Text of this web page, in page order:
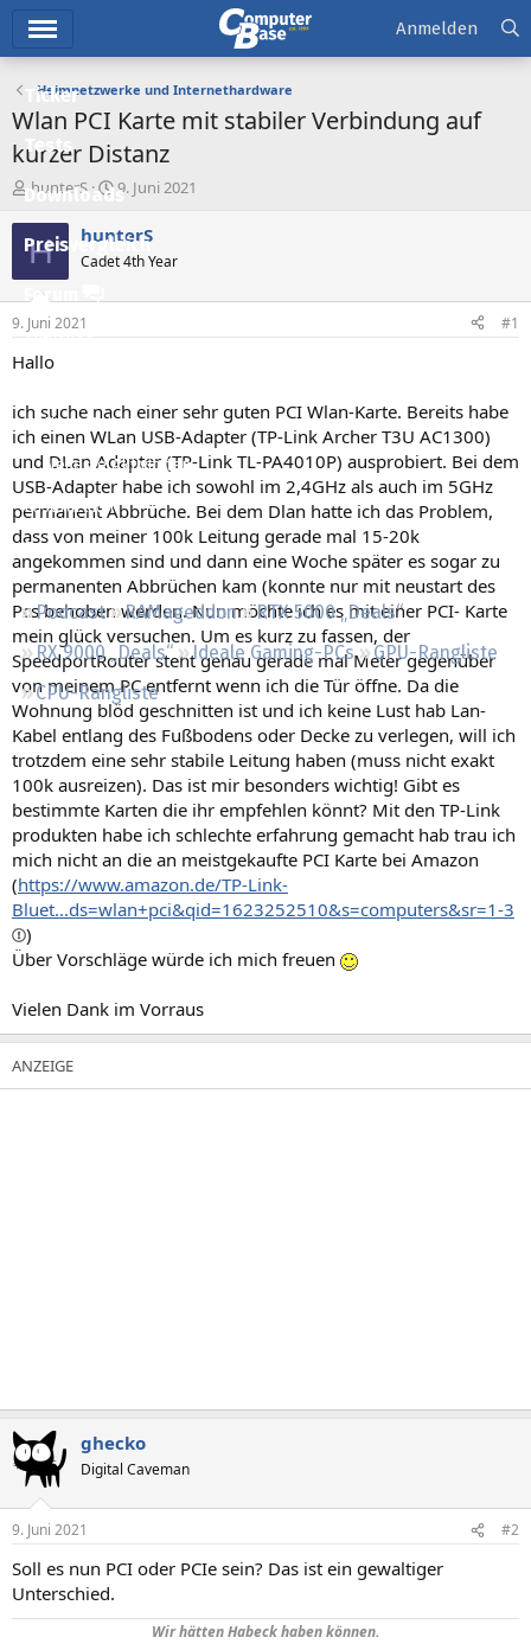
Ticker
Tests
Downloads
Preisvergleich
Forum
Aktuelles
Neue Beiträge
Neueste Aktivitäten
Leserartikel
Regeln
Podcast RAMageddon
RTX 5000 „Deals“
RX 9000 „Deals“
Ideale Gaming-PCs
GPU-Rangliste
CPU-Rangliste
Anmelden
Heimnetzwerke und Internethardware
Wlan PCI Karte mit stabiler Verbindung auf
kurzer Distanz
E
r
s
t
e
r
hunterS
E
r
s
e
t
9. Juni 2021
H hunterS
Cadet 4th Year
9. Juni 2021 #1
Hallo
ich suche nach einer sehr guten PCI Wlan-Karte. Bereits habe
ich einen WLan USB-Adapter (TP-Link Archer T3U AC1300)
und DLan Adapter (TP-Link TL-PA4010P) ausprobiert. Bei dem
USB-Adapter habe ich sowohl im 2,4GHz als auch im 5GHz
permanent Abbrüche. Bei dem Dlan hatte ich das Problem,
dass von meiner 100k Leitung gerade mal 15-20k
angekommen sind und dann eine Woche später es sogar zu
permanenten Abbrüchen kam (konnte nur mit neustart des
Pcs behoben werden. Nun möchte ich es mit einer PCI- Karte
mein glück versuchen. Um es kurz zu fassen, der
SpeedportRouter steht genau gerade mal Meter gegenüber
von meinem PC entfernt wenn ich die Tür öffne. Da die
Wohnung blöd geschnitten ist und ich keine Lust hab Lan-
Kabel entlang des Fußbodens oder Decke zu verlegen, will ich
trotzdem eine sehr stabile Leitung haben (muss nicht exakt
100k ausreizen). Das ist mir besonders wichtig! Gibt es
bestimmte Karten die ihr empfehlen könnt? Mit den TP-Link
produkten habe ich schlechte erfahrung gemacht hab trau ich
mich nicht an die an meistgekaufte PCI Karte bei Amazon
(https://www.amazon.de/TP-Link-
Bluet...ds=wlan+pci&qid=1623252510&s=computers&sr=1-3
)
Über Vorschläge würde ich mich freuen
Vielen Dank im Vorraus
ghecko
Digital Caveman
9. Juni 2021 #2
Soll es nun PCI oder PCIe sein? Das ist ein gewaltiger
Unterschied.
Wir hätten Habeck haben können.